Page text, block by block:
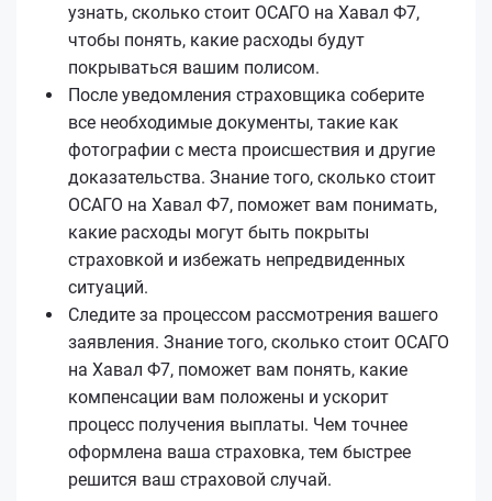
узнать, сколько стоит ОСАГО на Хавал Ф7,
чтобы понять, какие расходы будут
покрываться вашим полисом.
После уведомления страховщика соберите
все необходимые документы, такие как
фотографии с места происшествия и другие
доказательства. Знание того, сколько стоит
ОСАГО на Хавал Ф7, поможет вам понимать,
какие расходы могут быть покрыты
страховкой и избежать непредвиденных
ситуаций.
Следите за процессом рассмотрения вашего
заявления. Знание того, сколько стоит ОСАГО
на Хавал Ф7, поможет вам понять, какие
компенсации вам положены и ускорит
процесс получения выплаты. Чем точнее
оформлена ваша страховка, тем быстрее
решится ваш страховой случай.